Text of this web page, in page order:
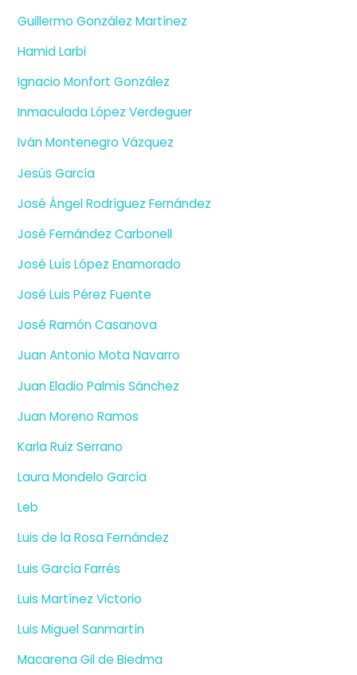
Guillermo González Martínez
Hamid Larbi
Ignacio Monfort González
Inmaculada López Verdeguer
Iván Montenegro Vázquez
Jesús García
José Ángel Rodríguez Fernández
José Fernández Carbonell
José Luís López Enamorado
José Luis Pérez Fuente
José Ramón Casanova
Juan Antonio Mota Navarro
Juan Eladio Palmis Sánchez
Juan Moreno Ramos
Karla Ruiz Serrano
Laura Mondelo García
Leb
Luis de la Rosa Fernández
Luis García Farrés
Luis Martínez Victorio
Luis Miguel Sanmartín
Macarena Gil de Biedma